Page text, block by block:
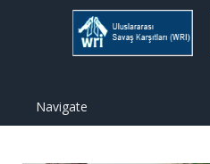
Navigate